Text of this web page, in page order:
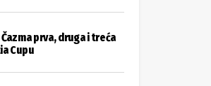
prva, druga i treća
Cupu